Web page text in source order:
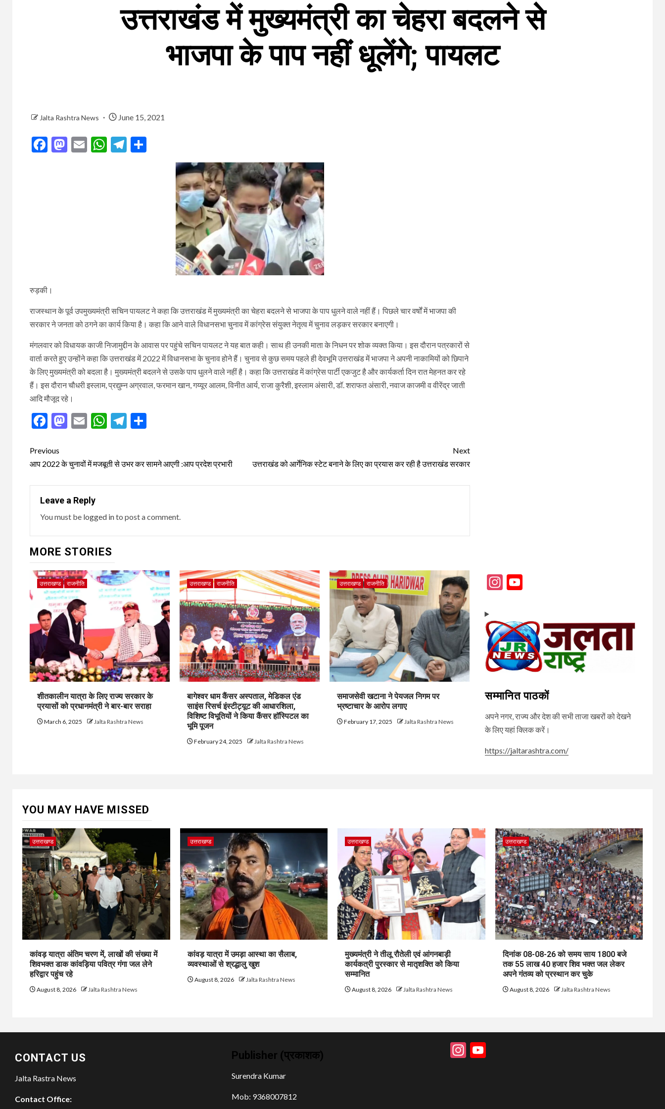
उत्तराखंड में मुख्यमंत्री का चेहरा बदलने से
भाजपा के पाप नहीं धूलेंगे; पायलट
Jalta Rashtra News June 15, 2021
Facebook
Mastodon
EmailWhatsApp
Telegram
रुड़की।
राजस्थान के पूर्व उपमुख्यमंत्री सचिन पायलट ने कहा कि उत्तराखंड में मुख्यमंत्री का चेहरा बदलने से भाजपा के पाप धुलने वाले नहीं हैं। पिछले चार वर्षों में भाजपा की
सरकार ने जनता को ठगने का कार्य किया है। कहा कि आने वाले विधानसभा चुनाव में कांग्रेस संयुक्त नेतृत्व में चुनाव लड़कर सरकार बनाएगी।
मंगलवार को विधायक काजी निजामुद्दीन के आवास पर पहुंचे सचिन पायलट ने यह बात कही। साथ ही उनकी माता के निधन पर शोक व्यक्त किया। इस दौरान पत्रकारों से
वार्ता करते हुए उन्होंने कहा कि उत्तराखंड में 2022 में विधानसभा के चुनाव होने हैं। चुनाव से कुछ समय पहले ही देवभूमि उत्तराखंड में भाजपा ने अपनी नाकामियों को छिपाने
के लिए मुख्यमंत्री को बदला है। मुख्यमंत्री बदलने से उसके पाप धुलने वाले नहीं है। कहा कि उत्तराखंड में कांग्रेस पार्टी एकजुट है और कार्यकर्ता दिन रात मेहनत कर रहे
हैं। इस दौरान चौधरी इस्लाम, प्रद्युम्न अग्रवाल, फरमान खान, गय्यूर आलम, विनीत आर्य, राजा कुरैशी, इस्लाम अंसारी, डॉ. शराफत अंसारी, नवाज काजमी व वीरेंद्र जाती
आदि मौजूद रहे।
Facebook
Mastodon
EmailWhatsApp
Telegram
Post
navigation
Previous
आप 2022 के चुनावों में मजबूती से उभर कर सामने आएगी :आप प्रदेश प्रभारी
Next
उत्तराखंड को आर्गेनिक स्टेट बनाने के लिए का प्रयास कर रही है उत्तराखंड सरकार
Leave a Reply
You must be logged into post a comment.
MORE STORIES
उत्तराखण्ड राजनीति
शीतकालीन यात्रा के लिए राज्य सरकार के
प्रयासों को प्रधानमंत्री ने बार-बार सराहा
March 6, 2025 Jalta Rashtra News
उत्तराखण्ड राजनीति
बागेश्वर धाम कैंसर अस्पताल, मेडिकल एंड
साइंस रिसर्च इंस्टीट्यूट की आधारशिला,
विशिष्ट विभूतियों ने किया कैंसर हाॅस्पिटल का
भूमि पूजन
February 24, 2025 Jalta Rashtra News
उत्तराखण्ड राजनीति
समाजसेवी खटाना ने पेयजल निगम पर
भ्रष्टाचार के आरोप लगाए
February 17, 2025 Jalta Rashtra News
Instagram
YouTube
सम्मानित पाठकों
अपने नगर, राज्य और देश की सभी ताजा खबरों को देखने
के लिए यहां क्लिक करें।
https://jaltarashtra.com/
YOU MAY HAVE MISSED
उत्तराखण्ड
कांवड़ यात्रा अंतिम चरण में, लाखों की संख्या में
शिवभक्त डाक कांवड़िया पवित्र गंगा जल लेने
हरिद्वार पहुंच रहे
August 8, 2026 Jalta Rashtra News
उत्तराखण्ड
कांवड़ यात्रा में उमड़ा आस्था का सैलाब,
व्यवस्थाओं से श्रद्धालु खुश
August 8, 2026 Jalta Rashtra News
उत्तराखण्ड
मुख्यमंत्री ने तीलू रौतेली एवं आंगनबाड़ी
कार्यकत्री पुरस्कार से मातृशक्ति को किया
सम्मानित
August 8, 2026 Jalta Rashtra News
उत्तराखण्ड
दिनांक 08-08-26 को समय साय 1800 बजे
तक 55 लाख 40 हजार शिव भक्त जल लेकर
अपने गंतव्य को प्रस्थान कर चुके
August 8, 2026 Jalta Rashtra News
CONTACT US
Jalta Rastra News
Contact Office:
Publisher (प्रकाशक)
Surendra Kumar
Mob: 9368007812
Instagram